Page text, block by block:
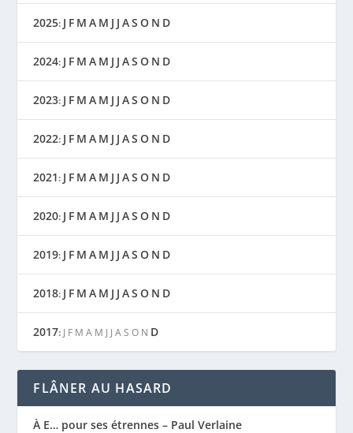
2025: J F M A M J J AS O N D
2024: J F M A M J J AS O N D
2023: J F M A M J J AS O N D
2022: J F M A M J J AS O N D
2021: J F M A M J J AS O N D
2020: J F M A M J J AS O N D
2019: J F M A M J J AS O N D
2018: J F M A M J J AS O N D
2017: J F M A M J J A S O N D
FLÂNER AU HASARD
À E… pour ses étrennes – Paul Verlaine